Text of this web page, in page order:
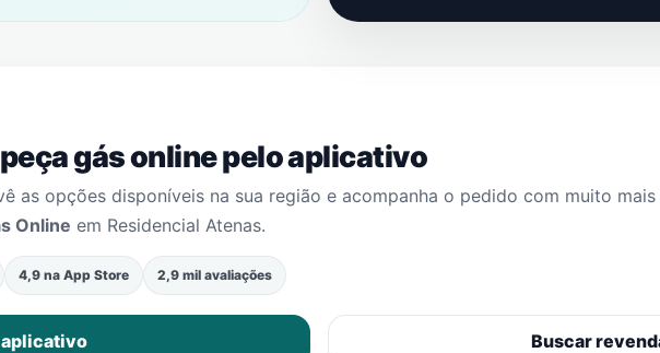
gás online pelo aplicativo
as opções disponíveis na sua região e acompanha o pedido com muito
Online em Residencial Atenas.
4,9 na App Store 2,9 mil avaliações
aplicativo Buscar